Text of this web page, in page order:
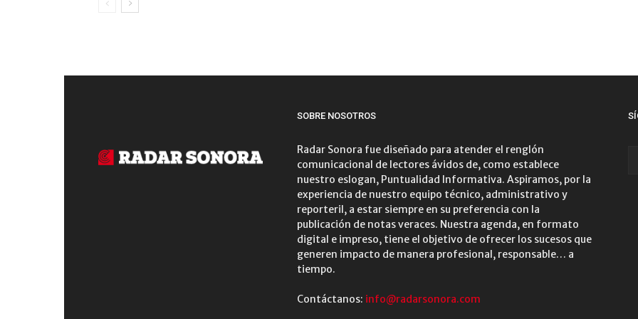
SOBRE NOSOTROS
Radar Sonora fue diseñado para atender el renglón
comunicacional de lectores ávidos de, como establece
nuestro eslogan, Puntualidad Informativa. Aspiramos, por la
experiencia de nuestro equipo técnico, administrativo y
reporteril, a estar siempre en su preferencia con la
publicación de notas veraces. Nuestra agenda, en formato
digital e impreso, tiene el objetivo de ofrecer los sucesos que
generen impacto de manera profesional, responsable… a
tiempo.
Contáctanos: info@radarsonora.com